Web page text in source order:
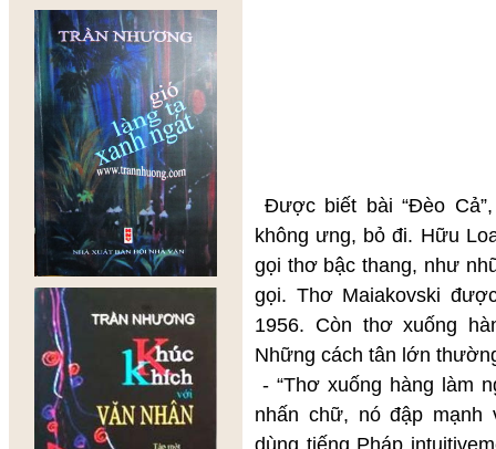
Được biết bài “Đèo
không ưng, bỏ đi. Hữu
gọi thơ bậc thang, như
gọi. Thơ Maiakovski
1956. Còn thơ xuống
Những cách tân lớn
- “Thơ xuống hàng làm
nhấn chữ, nó đập
dùng tiếng Pháp